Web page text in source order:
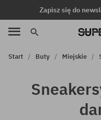
Zapisz się do
Start Buty Miejskie